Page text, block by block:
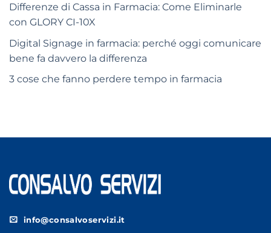
Differenze di Cassa in Farmacia: Come Eliminarle
con GLORY CI-10X
Digital Signage in farmacia: perché oggi comunicare
bene fa davvero la differenza
3 cose che fanno perdere tempo in farmacia
info@consalvoservizi.it